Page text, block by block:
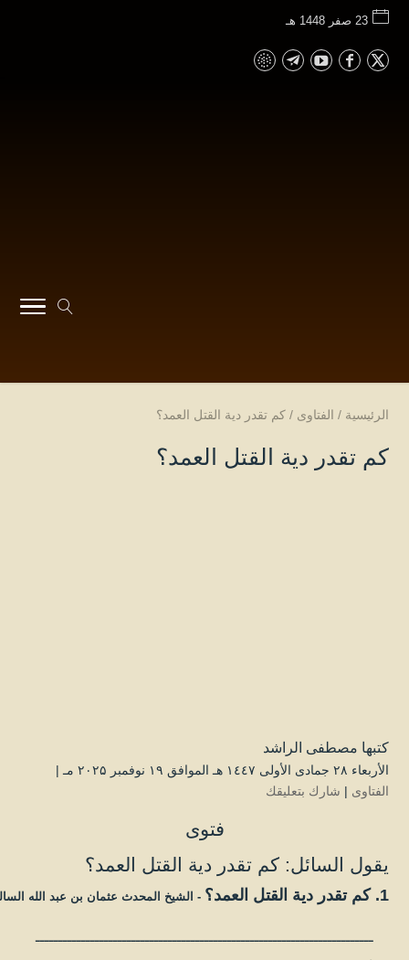
23 صفر 1448 هـ
الرئيسية / الفتاوى / كم تقدر دية القتل العمد؟
كم تقدر دية القتل العمد؟
كتبها مصطفى الراشد
الأربعاء ۲۸ جمادى الأولى ۱٤٤۷ هـ الموافق ۱۹ نوفمبر ۲۰۲۵ مـ |
الفتاوى | شارك بتعليقك
فتوى
يقول السائل: كم تقدر دية القتل العمد؟
1. كم تقدر دية القتل العمد؟ - الشيخ المحدث عثمان بن عبد الله
ــــــــــــــــــــــــــــــــــــــــــــــــــــــــــــــــــــــــــ